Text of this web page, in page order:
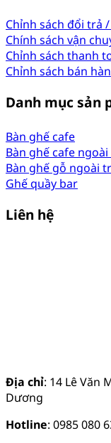
Chỉnh sách đổi trả
Chính sách vận
Chỉnh sách thanh
Chỉnh sách bán
Danh mục sản
Bàn ghế cafe
Bàn ghế cafe
Bàn ghế gỗ ngoài
Ghế quầy bar
Liên hệ
Địa chỉ: 14 Lê Văn
Dương
Hotline: 0985 080